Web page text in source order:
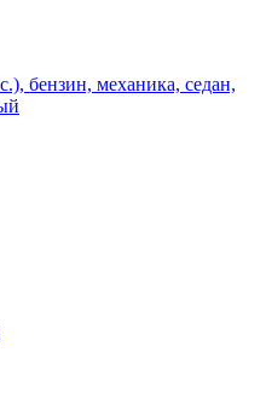
бензин, механика, седан,